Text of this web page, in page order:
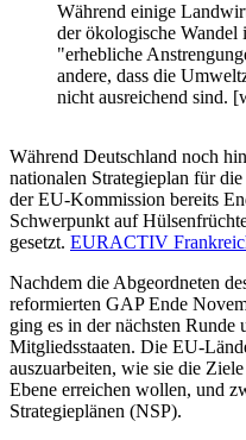
Während einige
der ökologische
"erhebliche
andere, dass die
nicht ausreichend sind.
Während Deutschland noch
nationalen Strategieplan für
der EU-Kommission bereits
Schwerpunkt auf
gesetzt. EURACTIV
Nachdem die Abgeordneten
reformierten GAP Ende
ging es in der nächsten Runde
Mitgliedsstaaten. Die EU-
auszuarbeiten, wie sie die
Ebene erreichen wollen, und
Strategieplänen (NSP).